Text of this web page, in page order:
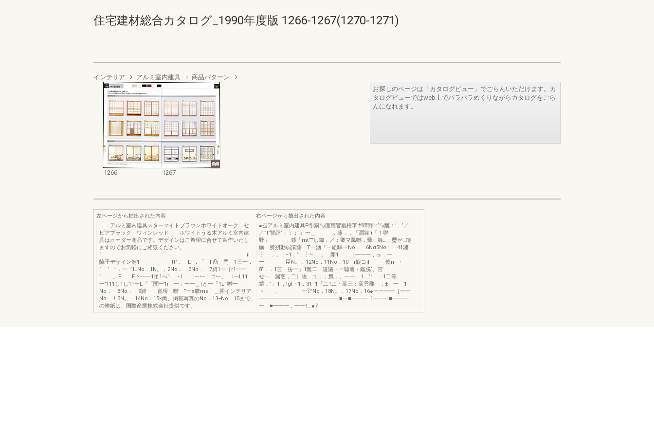
住宅建材総合カタログ_1990年度版 1266-1267(1270-1271)
インテリア アルミ室内建具 商品パターン
1266 1267
お探しのページは「カタログビュー」でごらんいただけます。カ
タログビューではweb上でパラパラめくりながらカタログをごら
んになれます。
左ページから抽出された内容
．．アルミ室内建具スターマイトプラウンホワイトオーク セ
ピアブラック ワィンレッド ホワイトうる木アルミ室内建
具はオーダー商品です。デザインはこ希望に合せて製作いたし
ますのでお気軽にご相談ください。
1 ii
障子デザイン例1 tt’． LT．「 F凸 門」1三一．
1 ’ ”．一『ILNo．1N。，2No． 3No． 7貞1一［r1一一
1 」F F卜一一1単1へ1 ・I l﹂﹂！コ﹂、 i一L11
一‘111し1し11︸L『「闇一1i．一」一一＿rと一「1L1噌一
No． 8No． 9蹄 冒堺 噌 ”一s膿me ＿圃インテリア
No．！3N。．14No．15×尚、掲載写真のNo．13−No．15まで
の襖紙は、国際産業株式会社提供です。
右ページから抽出された内容
●囮アルミ室内建具P引購㍉灘耀饗雛櫓華ギ嘩野∵’㍉離：’ ’／
／”t’讐評’：：；’』一＿ ．藤．．「潤舞π『！聯
野」 」鐸「mt””し錦．／：卿マ瓢嘲．喬：舞…：璽ゼ…簿
礪．所朔勘弱湊藷 T一湧『一駈騨一No． 6Nα5No． 41湘
⋮．．．．−1．‘⋮⋮﹄．． 開1 ［一一一，㏄．一
ー ，臣N。．12No．11No．10 r齪コil 傭rr−・
8’．．1三．缶一」1難二．遠議・一嘘薯・鑑脱‘、宮
セ︸ 漏烹，二｝竣．ユ．；瓢．、一一．1．’r．．1二等
鎧．’」’ll，lgl・1．31−1『二1二・叢三：叢雲灘 ．± 一 1
ト 、． 一㍗No．18N。．17No．16●一一一一［一一
一一一一一一一一一一一一一一一■一■一一一［一一一■一一一
一 ■一一一，一一1…●7